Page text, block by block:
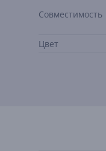
Совместимость
Цвет